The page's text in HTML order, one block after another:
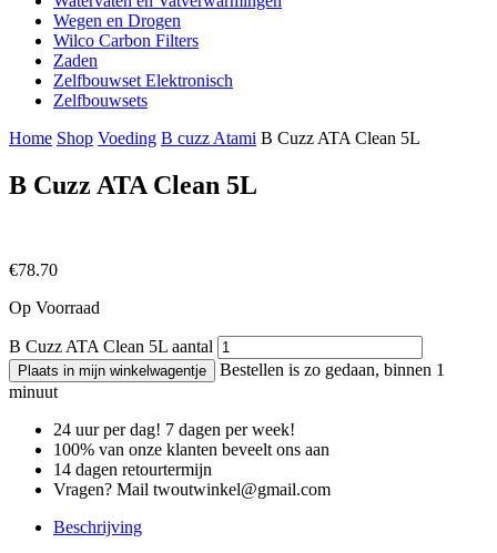
Wegen en Drogen
Wilco Carbon Filters
Zaden
Zelfbouwset Elektronisch
Zelfbouwsets
Home Shop Voeding B cuzz Atami B Cuzz ATA Clean 5L
B Cuzz ATA Clean 5L
€78.70
Op Voorraad
B Cuzz ATA Clean 5L aantal
Plaats in mijn winkelwagentje
Bestellen is zo gedaan, binnen 1
minuut
24 uur per dag! 7 dagen per week!
100% van onze klanten beveelt ons aan
14 dagen retourtermijn
Vragen? Mail twoutwinkel@gmail.com
Beschrijving